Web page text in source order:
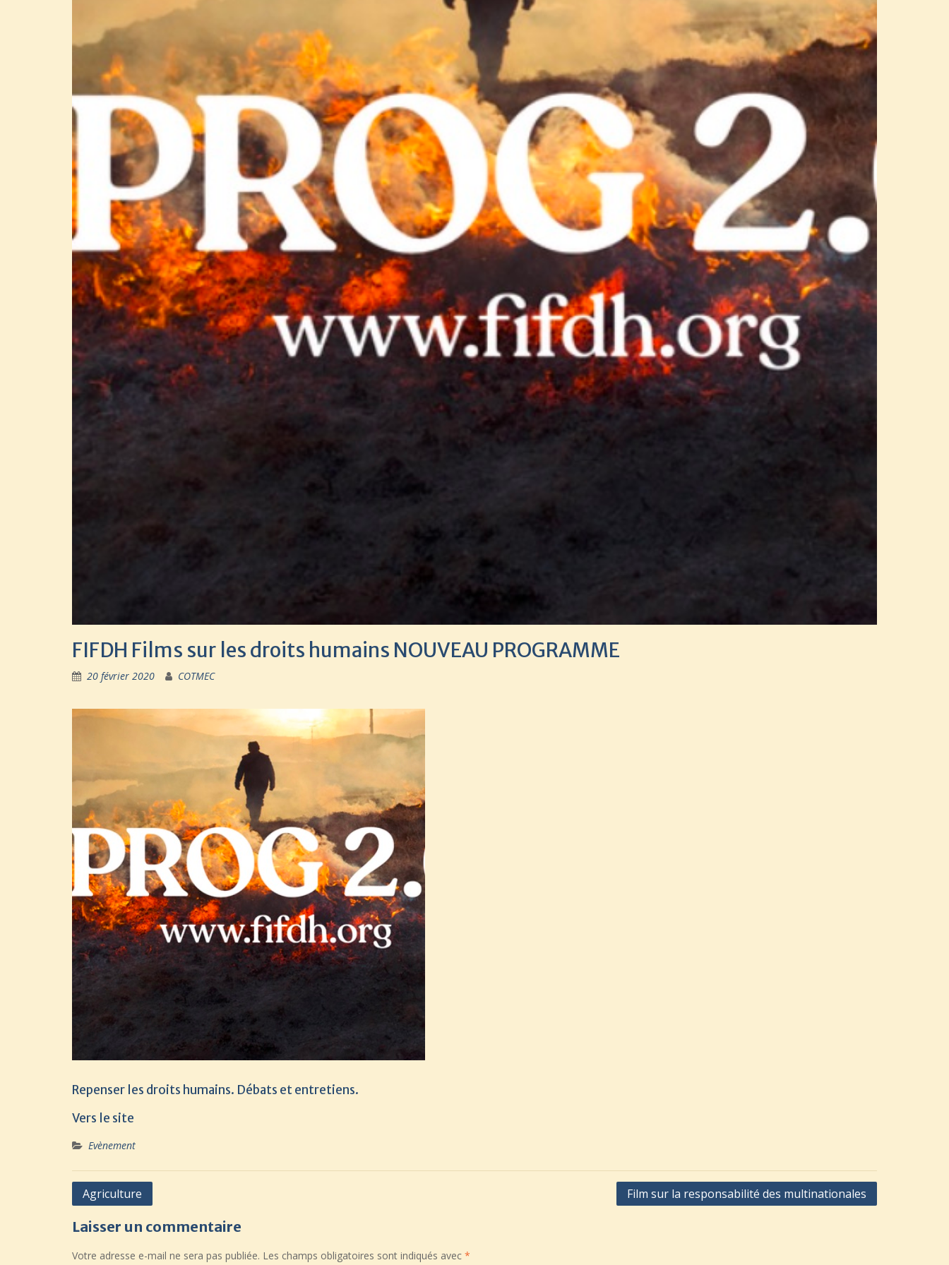
FIFDH Films sur les droits humains NOUVEAU PROGRAMME
20 février 2020 COTMEC
Repenser les droits humains. Débats et entretiens.
Vers le site
Evènement
Navigation
l’article
Agriculture Film sur la responsabilité des multinationales
Laisser un commentaire
Votre adresse e-mail ne sera pas publiée. Les champs obligatoires sont indiqués avec *